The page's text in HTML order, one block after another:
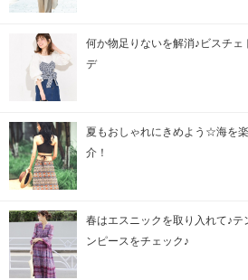
何か物足りないを解消♪ビスチ
デ
夏もおしゃれにきめよう☆海を
介！
春はエスニックを取り入れて♪
ンピースをチェック♪